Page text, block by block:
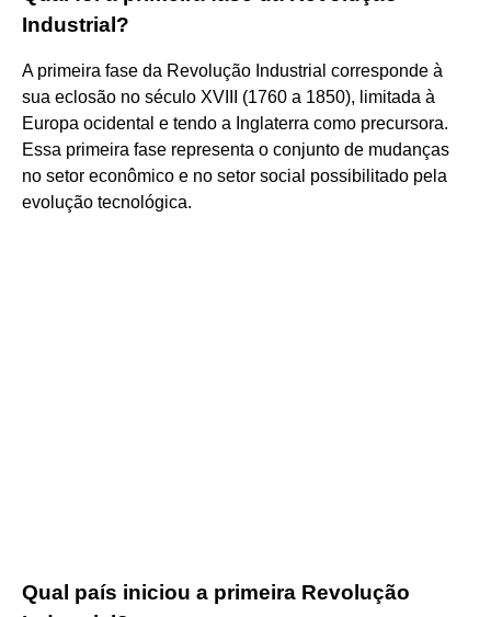
Industrial?
A primeira fase da Revolução Industrial corresponde à
sua eclosão no século XVIII (1760 a 1850), limitada à
Europa ocidental e tendo a Inglaterra como precursora.
Essa primeira fase representa o conjunto de mudanças
no setor econômico e no setor social possibilitado pela
evolução tecnológica.
Qual país iniciou a primeira Revolução